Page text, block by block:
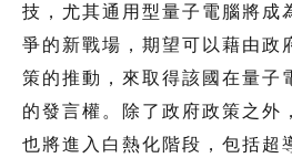
技，尤其通用型量子電腦將成
爭的新戰場，期望可以藉由政
策的推動，來取得該國在量子
的發言權。除了政府政策之外
也將進入白熱化階段，包括超